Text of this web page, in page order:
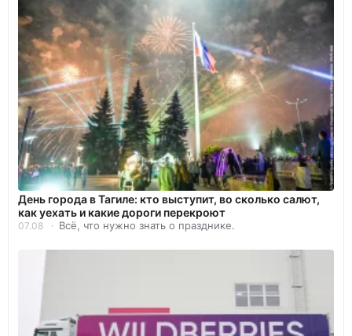
День города в Тагиле: кто выступит, во сколько салют,
как уехать и какие дороги перекроют
07.08 Всё, что нужно знать о празднике.